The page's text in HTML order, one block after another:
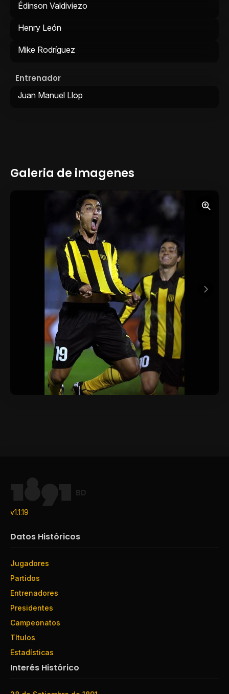
Édinson Valdiviezo
Henry León
Mike Rodríguez
Entrenador
Juan Manuel Llop
Galeria de imagenes
BD
v1.1.19
Datos Históricos
Jugadores
Partidos
Entrenadores
Presidentes
Campeonatos
Títulos
Estadísticas
Interés Histórico